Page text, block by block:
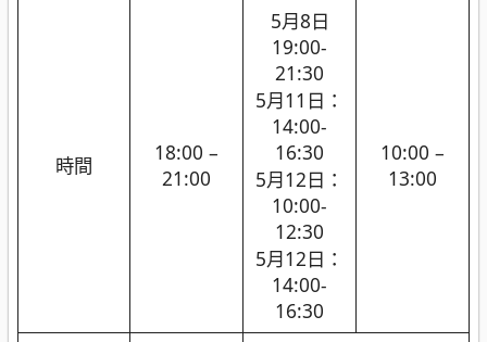
時間
18:00 –
21:00
5月8日
19:00-
21:30
5月11日：
14:00-
16:30
5月12日：
10:00-
12:30
5月12日：
14:00-
16:30
10:00 –
13:00